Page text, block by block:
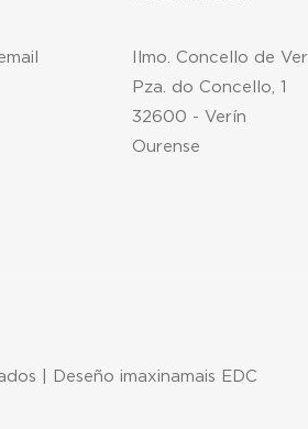
Ilmo. Concello de
Pza. do Concello, 1
32600 - Verín
Ourense
| Deseño imaxinamais EDC